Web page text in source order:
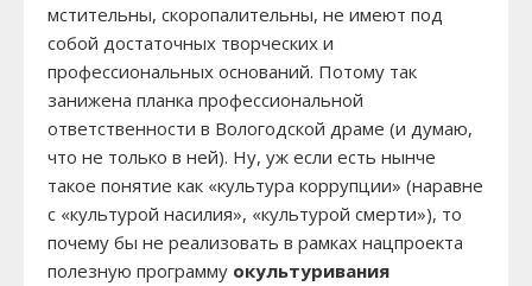
мстительны, скоропалительны, не имеют под
собой достаточных творческих и
профессиональных оснований. Потому так
занижена планка профессиональной
ответственности в Вологодской драме (и думаю,
что не только в ней). Ну, уж если есть нынче
такое понятие как «культура коррупции» (наравне
с «культурой насилия», «культурой смерти»), то
почему бы не реализовать в рамках нацпроекта
полезную программу окультуривания